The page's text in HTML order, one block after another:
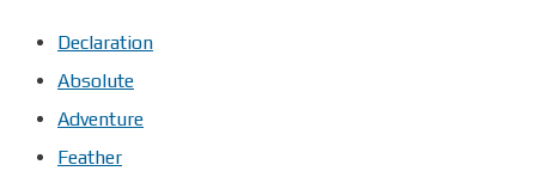
Declaration
Absolute
Adventure
Feather